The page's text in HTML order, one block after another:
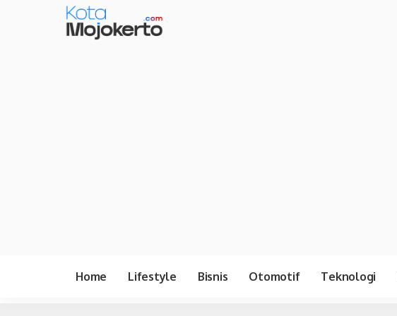
Home Lifestyle Bisnis Otomotif Teknologi